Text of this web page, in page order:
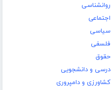
روانشناسی
اجتماعی
سیاسی
فلسفی
حقوق
درسی و دانشجویی
کشاورزی و دامپروری